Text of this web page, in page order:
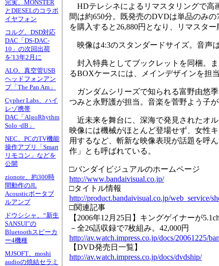
完実、MONSTER
とDIESELのコラボ
イヤフォン
コルグ、DSD対応
DAC「DS-DAC-
10」の次回出荷
を'13年2月に
ALO、真空管USB
ヘッドフォンアン
プ「The Pan Am」
Cypher Labs、ハイ
レゾ携帯
DAC「AlgoRhythm
Solo -dB」
NEC、PCのTV機能
操作アプリ「Smart
リモコン」などを
公開
zionote、約300時
間動作のJL
Acousticポータブ
ルアンプ
ドウシシャ、“新生
SANSUI”の
Bluetoothスピーカ
ー4機種
MJSOFT、moshi
audioの焼結セラミ
HDテレシネによるリマスタリングで高
間は約650分。既発売のDVDは単品のみ
を購入すると26,880円となり、リマスター
映像は4:3のスタンダードサイズ。音声
封入特典としてブックレットを同梱。
るBOXケースには、メインデザインを担
ガンダムシリーズで知られる富野由悠
つみと永野護が担当。音楽を菅野よう子
近未来を舞台に、深海で発見されたオ
映像には機械がほとんど登場せず、女性
用するなど、斬新な映像表現が話題を呼
作」とも呼ばれている。
□バンダイビジュアルのホームページ
http://www.bandaivisual.co.jp/
□タイトル情報
http://product.bandaivisual.co.jp/web_service/
□関連記事
【2006年12月25日】キングゲイナーが
－全26話収録で7枚組み。42,000円
http://av.watch.impress.co.jp/docs/20061225/
【DVD発売日一覧】
http://av.watch.impress.co.jp/docs/dvdship/